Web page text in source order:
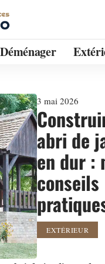
Déménager
3 mai 2026
abri de
en dur :
conseils
EXTÉRIEUR